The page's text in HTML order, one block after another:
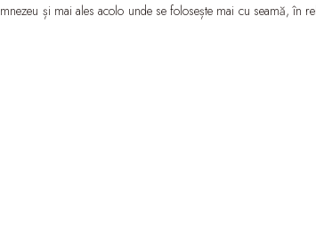
și mai ales acolo unde se folosește mai cu seamă, în